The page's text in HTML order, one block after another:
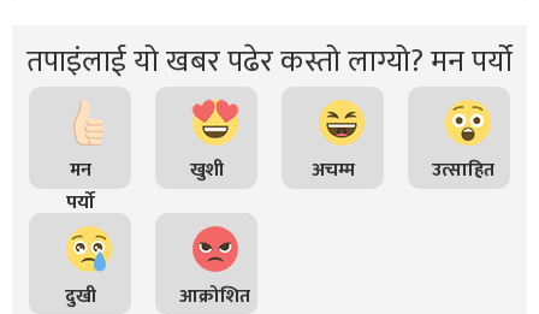
तपाइंलाई यो खबर पढेर कस्तो लाग्यो? मन पर्यो
मन
पर्यो
खुशी अचम्म उत्साहित
दुखी आक्रोशित